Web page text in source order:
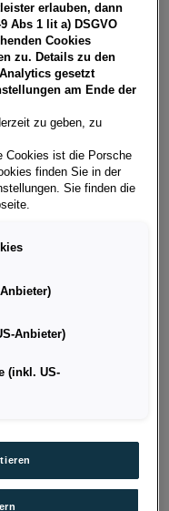
mit Benzin und
erlauben, dann
Abs 1 lit a) DSGVO
Cookies
zu. Details zu den
gesetzt
am Ende der
zu geben, zu
Cookies ist die Porsche
finden Sie in der
Sie finden die
Anbieter)
(inkl. US-